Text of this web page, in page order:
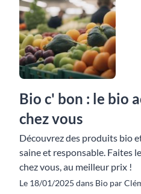
Bio c' bon : le bio
chez vous
Découvrez des produits bio
saine et responsable. Faites
chez vous, au meilleur prix !
Le 18/01/2025 dans Bio par